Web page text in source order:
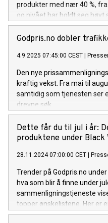
produkter med nær 40 %,
og nivået har holdt seg høyt
Godpris.no dobler
4.9.2025 07:45:00 CEST
Den nye
kraftig vekst. Fra mai til
samtidig som tjenesten ser
drevne søk.
Dette får du til jul i år:
produktene under Black
28.11.2024 07:00:00 CET
Trender på Godpris.no
hva som blir å finne under
sammenligningstjeneste
topper ønskelistene. Her er
populære produktene, de